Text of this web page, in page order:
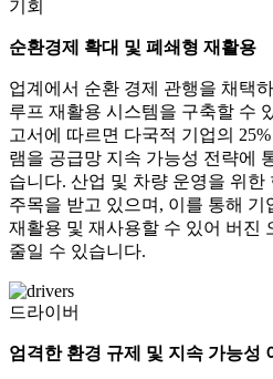
기회
순환경제 확대 및 폐쇄형 재활용
업계에서 순환 경제 관행을 채택
루프 재활용 시스템을 구축할 수
고서에 따르면 다국적 기업의
램을 공급망 지속 가능성 전략에
습니다. 산업 및 차량 운영을 위한
주목을 받고 있으며, 이를 통해
재활용 및 재사용할 수 있어 버진
줄일 수 있습니다.
드라이버
엄격한 환경 규제 및 지속 가능성